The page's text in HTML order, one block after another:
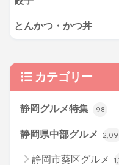
とんかつ・かつ丼
カテゴリー
静岡グルメ特集 98
静岡県中部グルメ
静岡市葵区グルメ